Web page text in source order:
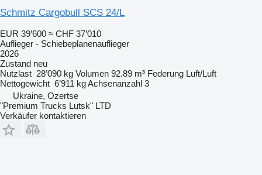
Schmitz Cargobull SCS 24/L
EUR 39’600 ≈ CHF 37’010
Auflieger - Schiebeplanenauflieger
2026
Zustand neu
Nutzlast 28’090 kg Volumen 92.89 m³ Federung Luft/Luft
Nettogewicht 6’911 kgAchsenanzahl 3
Ukraine, Ozertse
"Premium Trucks Lutsk" LTD
Verkäufer kontaktieren